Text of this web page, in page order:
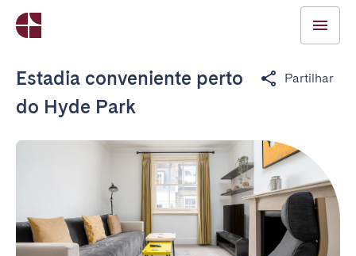
Estadia conveniente perto
do Hyde Park
Partilhar